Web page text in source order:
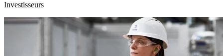
Investisseurs